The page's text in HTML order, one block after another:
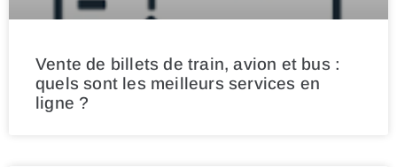
Vente de billets de train, avion et bus :
quels sont les meilleurs services en
ligne ?